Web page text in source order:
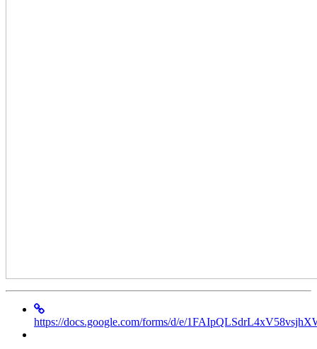
https://docs.google.com/forms/d/e/